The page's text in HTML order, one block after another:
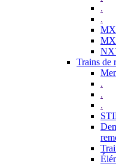
.
.
Trains de
.
.
.